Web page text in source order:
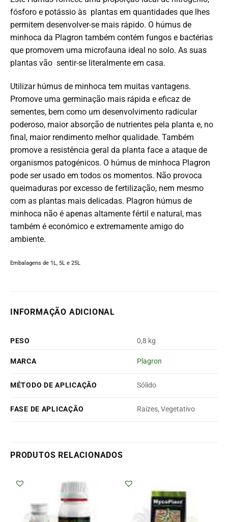
fósforo e potássio às plantas em quantidades que lhes
permitem desenvolver-se mais rápido. O húmus de
minhoca da Plagron também contém fungos e bactérias
que promovem uma microfauna ideal no solo. As suas
plantas vão sentir-se literalmente em casa.
Utilizar húmus de minhoca tem muitas vantagens.
Promove uma germinação mais rápida e eficaz de
sementes, bem como um desenvolvimento radicular
poderoso, maior absorção de nutrientes pela planta e, no
final, maior rendimento melhor qualidade. Também
promove a resistência geral da planta face a ataque de
organismos patogénicos. O húmus de minhoca Plagron
pode ser usado em todos os momentos. Não provoca
queimaduras por excesso de fertilização, nem mesmo
com as plantas mais delicadas. Plagron húmus de
minhoca não é apenas altamente fértil e natural, mas
também é económico e extremamente amigo do
ambiente.
Embalagens de 1L, 5L e 25L
INFORMAÇÃO ADICIONAL
PESO 0,8 kg
MARCA Plagron
MÉTODO DE APLICAÇÃO Sólido
FASE DE APLICAÇÃO Raízes, Vegetativo
PRODUTOS RELACIONADOS